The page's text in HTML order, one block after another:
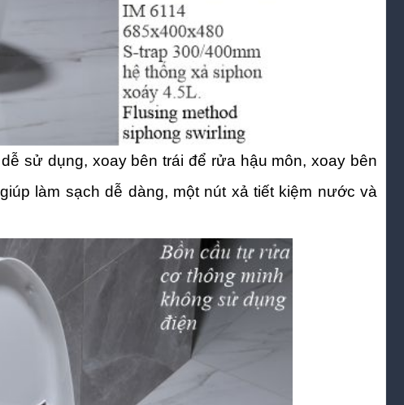
sử dụng, xoay bên trái để rửa hậu môn, xoay bên
làm sạch dễ dàng, một nút xả tiết kiệm nước và